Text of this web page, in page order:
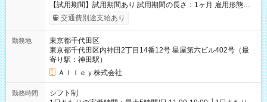
【試用期間】試用期間あり 試用期間の長さ：1ヶ月 雇用形態、
給与は本採用時と同じです。
交通費別途支給あり
勤務地
東京都千代田区
東京都千代田区内神田2丁目14番12号 星屋第六ビル402号（最
寄り駅：神田駅）
Ａｌｌｅｙ株式会社
勤務時間
シフト制